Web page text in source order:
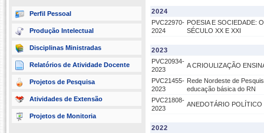
Perfil Pessoal
Produção Intelectual
Disciplinas Ministradas
Relatórios de Atividade Docente
Projetos de Pesquisa
Atividades de Extensão
Projetos de Monitoria
2024
PVC22970-
2024
POESIA E SOCIEDADE:
SÉCULO XX E XXI
2023
PVC20934-
2023
A CRIOULIZAÇÃO
PVC21455-
2023
Rede Nordeste de
educação básica do RN
PVC21808-
2023
ANEDOTÁRIO POLÍTICO
2022